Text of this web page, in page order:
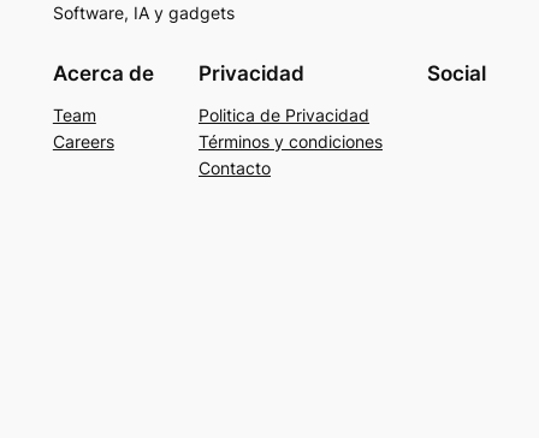
Software, IA y gadgets
Acerca de
Team
Careers
Privacidad
Politica de Privacidad
Términos y condiciones
Contacto
Social